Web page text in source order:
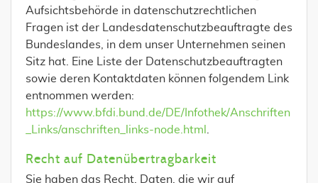
Aufsichtsbehörde in datenschutzrechtlichen
Fragen ist der Landesdatenschutzbeauftragte des
Bundeslandes, in dem unser Unternehmen seinen
Sitz hat. Eine Liste der Datenschutzbeauftragten
sowie deren Kontaktdaten können folgendem Link
entnommen werden:
https://www.bfdi.bund.de/DE/Infothek/Anschriften
_Links/anschriften_links-node.html
Recht auf Datenübertragbarkeit
Sie haben das Recht, Daten, die wir auf